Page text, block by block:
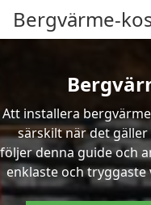
Bergvärme-
Att installera
särskilt när det
följer denna guide och
enklaste och